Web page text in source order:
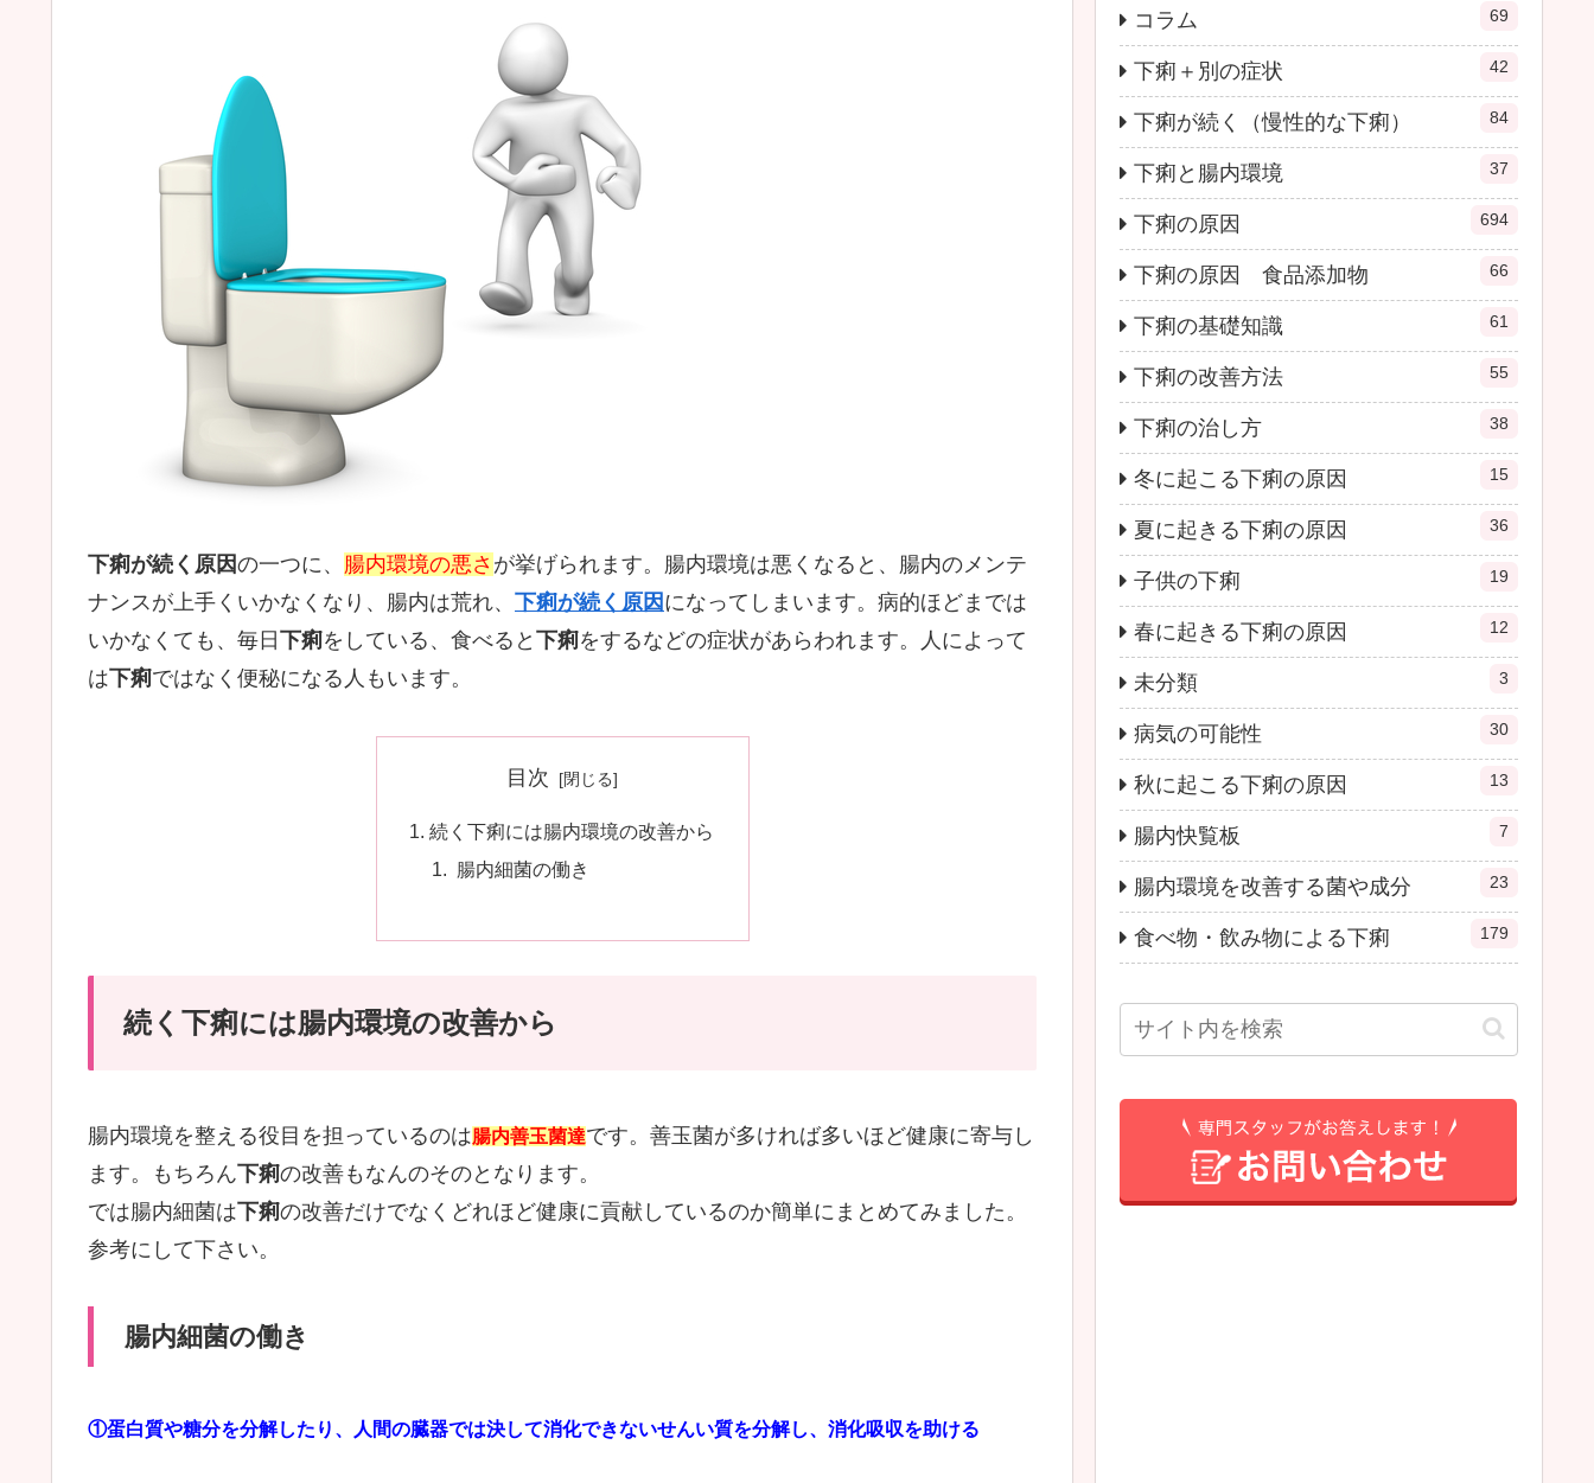
下痢が続く原因の一つに、 腸内環境の悪さ が挙げられます。腸内環境は悪くなると、腸内のメンテ
ナンスが上手くいかなくなり、腸内は荒れ、 下痢が続く原因 になってしまいます。病的ほどまでは
いかなくても、毎日 下痢をしている、食べると 下痢をするなどの症状があらわれます。人によって
は下痢ではなく便秘になる人もいます。
目次
続く下痢には腸内環境の改善から
腸内細菌の働き
続く下痢には腸内環境の改善から
腸内環境を整える役目を担っているのは腸内善玉菌達です。善玉菌が多ければ多いほど健康に寄与し
ます。もちろん下痢の改善もなんのそのとなります。
では腸内細菌は下痢の改善だけでなくどれほど健康に貢献しているのか簡単にまとめてみました。
参考にして下さい。
腸内細菌の働き
①蛋白質や糖分を分解したり、人間の臓器では決して消化できないせんい質を分解し、消化吸収を助ける
コラム 69
下痢＋別の症状 42
下痢が続く（慢性的な下痢） 84
下痢と腸内環境 37
下痢の原因 694
下痢の原因 食品添加物 66
下痢の基礎知識 61
下痢の改善方法 55
下痢の治し方 38
冬に起こる下痢の原因 15
夏に起きる下痢の原因 36
子供の下痢 19
春に起きる下痢の原因 12
未分類 3
病気の可能性 30
秋に起こる下痢の原因 13
腸内快覧板 7
腸内環境を改善する菌や成分 23
食べ物・飲み物による下痢 179